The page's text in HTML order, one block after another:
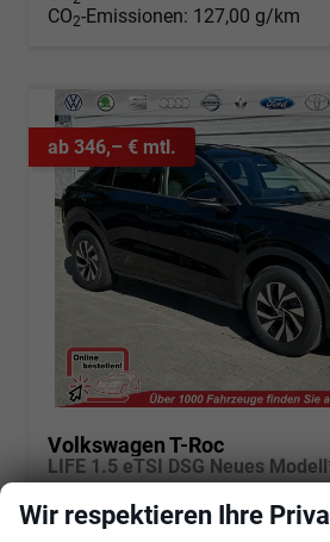
CO2-Emissionen: 127,00 g/km
ab 346,– € mtl.
Volkswagen T-Roc
Wir respektieren Ihre